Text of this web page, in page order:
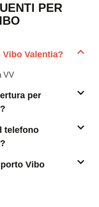
PER
Valentia?
VV
per
telefono
Vibo